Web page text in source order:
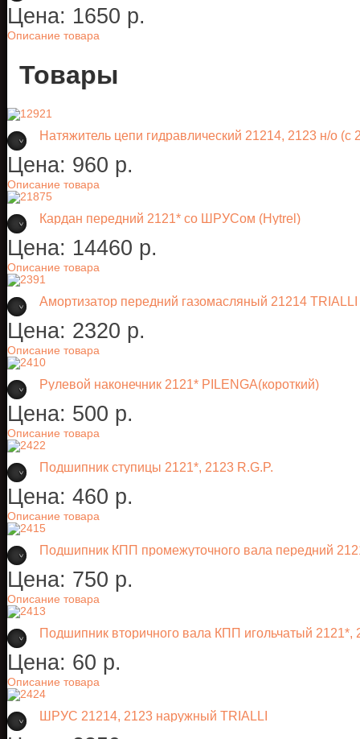
Цена: 1650 p.
Описание товара
Товары
Натяжитель цепи гидравлический 21214, 2123 н/о (с
Цена: 960 p.
Описание товара
Кардан передний 2121* со ШРУСом (Hytrel)
Цена: 14460 p.
Описание товара
Амортизатор передний газомасляный 21214 TRIALLI
Цена: 2320 p.
Описание товара
Рулевой наконечник 2121* PILENGA(короткий)
Цена: 500 p.
Описание товара
Подшипник ступицы 2121*, 2123 R.G.P.
Цена: 460 p.
Описание товара
Подшипник КПП промежуточного вала передний
Цена: 750 p.
Описание товара
Подшипник вторичного вала КПП игольчатый 2121*,
Цена: 60 p.
Описание товара
ШРУС 21214, 2123 наружный TRIALLI